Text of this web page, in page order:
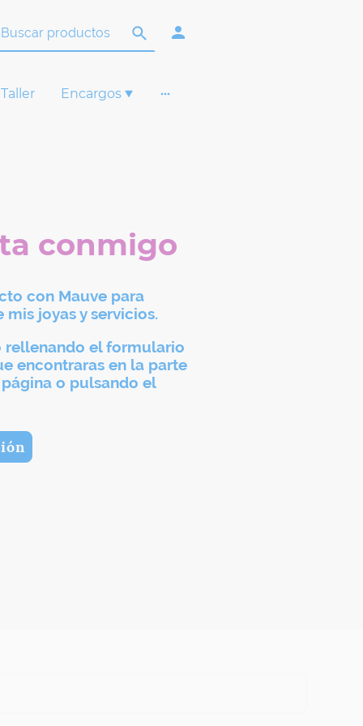
Taller Encargos
conmigo
con Mauve para
mis joyas y servicios.
rellenando el formulario
encontraras en la parte
o pulsando el